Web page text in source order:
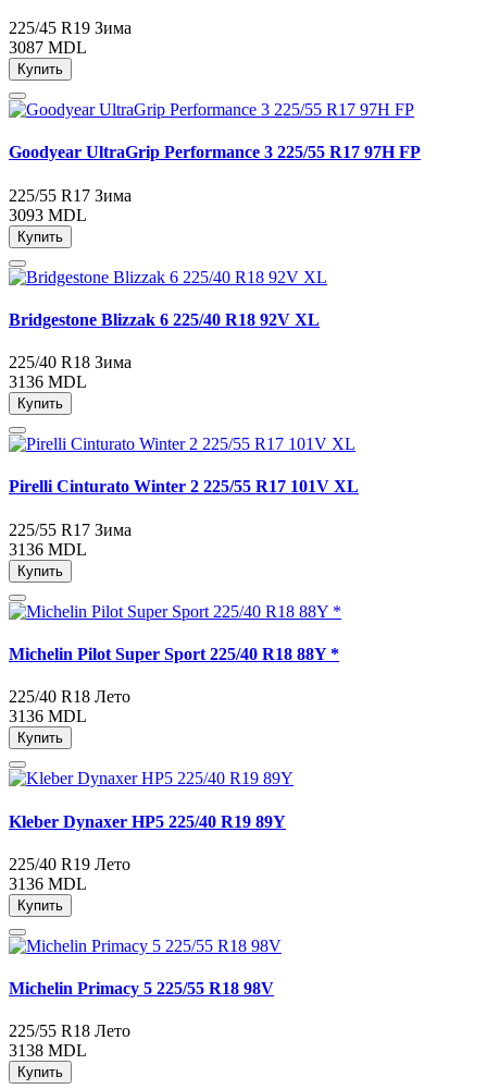
225/45 R19 Зима
3087 MDL
Купить
Goodyear UltraGrip Performance 3 225/55 R17 97H FP
225/55 R17 Зима
3093 MDL
Купить
Bridgestone Blizzak 6 225/40 R18 92V XL
225/40 R18 Зима
3136 MDL
Купить
Pirelli Cinturato Winter 2 225/55 R17 101V XL
225/55 R17 Зима
3136 MDL
Купить
Michelin Pilot Super Sport 225/40 R18 88Y *
225/40 R18 Лето
3136 MDL
Купить
Kleber Dynaxer HP5 225/40 R19 89Y
225/40 R19 Лето
3136 MDL
Купить
Michelin Primacy 5 225/55 R18 98V
225/55 R18 Лето
3138 MDL
Купить